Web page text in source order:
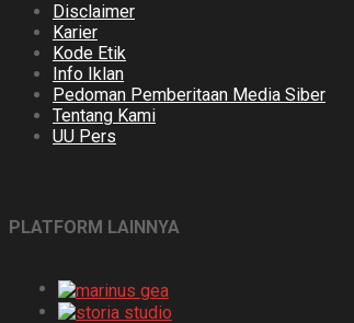
Disclaimer
Karier
Kode Etik
Info Iklan
Pedoman Pemberitaan Media Siber
Tentang Kami
UU Pers
PLATFORM LAINNYA